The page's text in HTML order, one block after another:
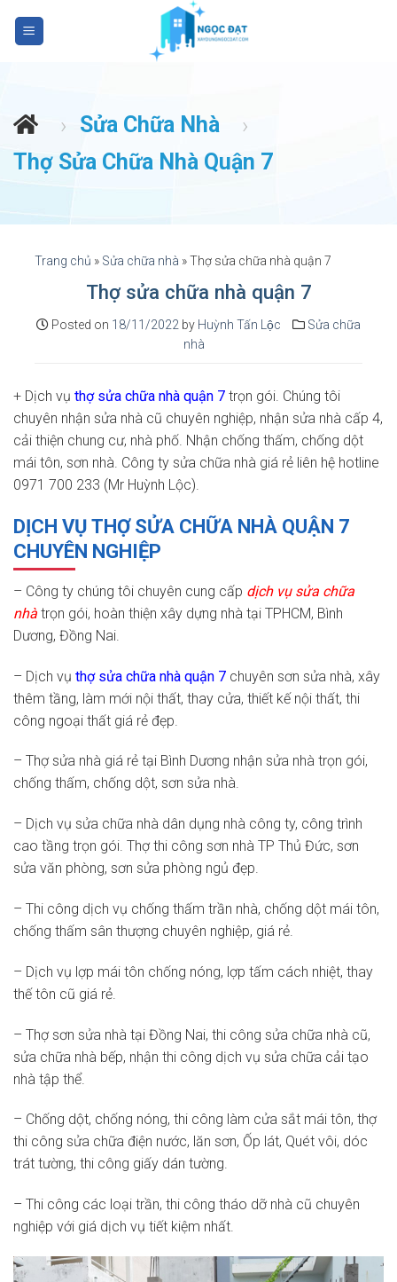
› Sửa Chữa Nhà
›
Thợ Sửa Chữa Nhà Quận 7
Trang chủ » Sửa chữa nhà »Thợ sửa chữa nhà quận 7
Thợ sửa chữa nhà quận 7
Posted on 18/11/2022 by Huỳnh Tấn Lộc
Sửa chữa
nhà
+ Dịch vụ thợ sửa chữa nhà quận 7 trọn gói. Chúng tôi
chuyên nhận sửa nhà cũ chuyên nghiệp, nhận sửa nhà cấp 4,
cải thiện chung cư, nhà phố. Nhận chống thấm, chống dột
mái tôn, sơn nhà. Công ty sửa chữa nhà giá rẻ liên hệ hotline
0971 700 233 (Mr Huỳnh Lộc).
DỊCH VỤ THỢ SỬA CHỮA NHÀ QUẬN 7
CHUYÊN NGHIỆP
– Công ty chúng tôi chuyên cung cấp dịch vụ sửa chữa
nhà trọn gói, hoàn thiện xây dựng nhà tại TPHCM, Bình
Dương, Đồng Nai.
– Dịch vụ thợ sửa chữa nhà quận 7 chuyên sơn sửa nhà, xây
thêm tầng, làm mới nội thất, thay cửa, thiết kế nội thất, thi
công ngoại thất giá rẻ đẹp.
– Thợ sửa nhà giá rẻ tại Bình Dương nhận sửa nhà trọn gói,
chống thấm, chống dột, sơn sửa nhà.
– Dịch vụ sửa chữa nhà dân dụng nhà công ty, công trình
cao tầng trọn gói. Thợ thi công sơn nhà TP Thủ Đức, sơn
sửa văn phòng, sơn sửa phòng ngủ đẹp.
– Thi công dịch vụ chống thấm trần nhà, chống dột mái tôn,
chống thấm sân thượng chuyên nghiệp, giá rẻ.
– Dịch vụ lợp mái tôn chống nóng, lợp tấm cách nhiệt, thay
thế tôn cũ giá rẻ.
– Thợ sơn sửa nhà tại Đồng Nai, thi công sửa chữa nhà cũ,
sửa chữa nhà bếp, nhận thi công dịch vụ sửa chữa cải tạo
nhà tập thể.
– Chống dột, chống nóng, thi công làm cửa sắt mái tôn, thợ
thi công sửa chữa điện nước, lăn sơn, Ốp lát, Quét vôi, dóc
trát tường, thi công giấy dán tường.
– Thi công các loại trần, thi công tháo dỡ nhà cũ chuyên
nghiệp với giá dịch vụ tiết kiệm nhất.